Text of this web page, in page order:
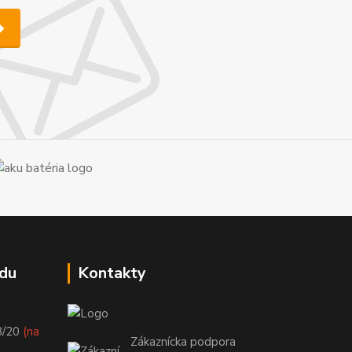
20 (na
Kontakty
Zákaznícka podpora